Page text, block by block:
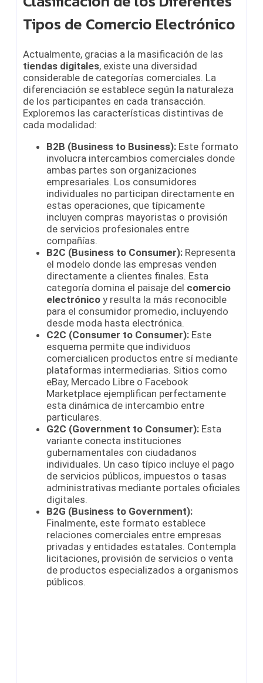
Tipos de Comercio Electrónico
Actualmente, gracias a la masificación de las
tiendas digitales, existe una diversidad
considerable de categorías comerciales. La
diferenciación se establece según la naturaleza
de los participantes en cada transacción.
Exploremos las características distintivas de
cada modalidad:
B2B (Business to Business): Este formato
involucra intercambios comerciales donde
ambas partes son organizaciones
empresariales. Los consumidores
individuales no participan directamente en
estas operaciones, que típicamente
incluyen compras mayoristas o provisión
de servicios profesionales entre
compañías.
B2C (Business to Consumer): Representa
el modelo donde las empresas venden
directamente a clientes finales. Esta
categoría domina el paisaje del comercio
electrónico y resulta la más reconocible
para el consumidor promedio, incluyendo
desde moda hasta electrónica.
C2C (Consumer to Consumer): Este
esquema permite que individuos
comercialicen productos entre sí mediante
plataformas intermediarias. Sitios como
eBay, Mercado Libre o Facebook
Marketplace ejemplifican perfectamente
esta dinámica de intercambio entre
particulares.
G2C (Government to Consumer): Esta
variante conecta instituciones
gubernamentales con ciudadanos
individuales. Un caso típico incluye el pago
de servicios públicos, impuestos o tasas
administrativas mediante portales oficiales
digitales.
B2G (Business to Government):
Finalmente, este formato establece
relaciones comerciales entre empresas
privadas y entidades estatales. Contempla
licitaciones, provisión de servicios o venta
de productos especializados a organismos
públicos.